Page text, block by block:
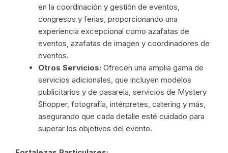
en la coordinación y gestión de eventos,
congresos y ferias, proporcionando una
experiencia excepcional como azafatas de
eventos, azafatas de imagen y coordinadores de
eventos.
Otros Servicios: Ofrecen una amplia gama de
servicios adicionales, que incluyen modelos
publicitarios y de pasarela, servicios de Mystery
Shopper, fotografía, intérpretes, catering y más,
asegurando que cada detalle esté cuidado para
superar los objetivos del evento.